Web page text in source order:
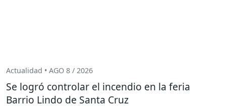
Actualidad • AGO 8 / 2026
Se logró controlar el incendio en la feria
Barrio Lindo de Santa Cruz